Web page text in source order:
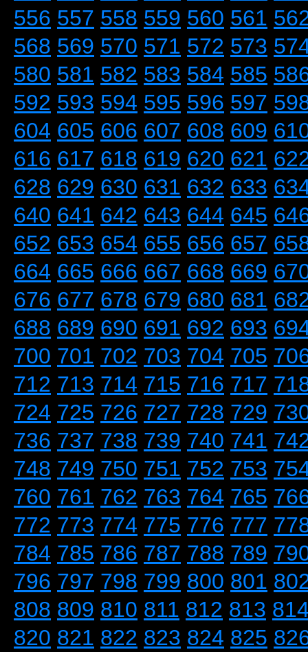
556 557 558 559 560 561
568 569 570 571 572 573
580 581 582 583 584 585
592 593 594 595 596 597
604 605 606 607 608 609
616 617 618 619 620 621
628 629 630 631 632 633
640 641 642 643 644 645
652 653 654 655 656 657
664 665 666 667 668 669
676 677 678 679 680 681
688 689 690 691 692 693
700 701 702 703 704 705
712 713 714 715 716 717
724 725 726 727 728 729
736 737 738 739 740 741
748 749 750 751 752 753
760 761 762 763 764 765
772 773 774 775 776 777
784 785 786 787 788 789
796 797 798 799 800 801
808 809 810 811 812 813
820 821 822 823 824 825